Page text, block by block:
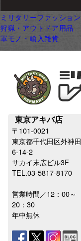
ミリタリーファッション
狩猟・アウトドア用品
軍モノ・輸入雑貨
東京アキバ店
〒101-0021
東京都千代田区外神田
6-14-2
サカイ末広ビル3F
TEL.03-5817-8170
営業時間／12：00～
20：30
年中無休